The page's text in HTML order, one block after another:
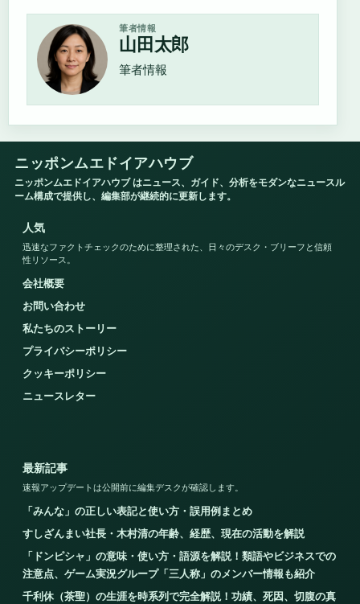
筆者情報
山田太郎
筆者情報
ニッポンムエドイアハウブ
ニッポンムエドイアハウブ はニュース、ガイド、分析をモダンなニュースル
ーム構成で提供し、編集部が継続的に更新します。
人気
迅速なファクトチェックのために整理された、日々のデスク・ブリーフと信頼
性リソース。
会社概要
お問い合わせ
私たちのストーリー
プライバシーポリシー
クッキーポリシー
ニュースレター
最新記事
速報アップデートは公開前に編集デスクが確認します。
「みんな」の正しい表記と使い方・誤用例まとめ
すしざんまい社長・木村清の年齢、経歴、現在の活動を解説
「ドンピシャ」の意味・使い方・語源を解説！類語やビジネスでの
注意点、ゲーム実況グループ「三人称」のメンバー情報も紹介
千利休（茶聖）の生涯を時系列で完全解説！功績、死因、切腹の真